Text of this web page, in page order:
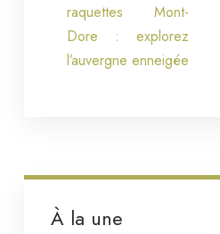
raquettes Mont-
Dore : explorez
l’auvergne enneigée
À la une